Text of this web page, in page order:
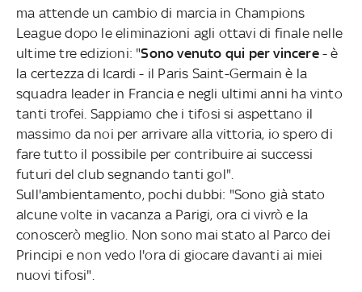
ma attende un cambio di marcia in Champions
League dopo le eliminazioni agli ottavi di finale nelle
ultime tre edizioni: "Sono venuto qui per vincere- è
la certezza di Icardi - il Paris Saint-Germain è la
squadra leader in Francia e negli ultimi anni ha vinto
tanti trofei. Sappiamo che i tifosi si aspettano il
massimo da noi per arrivare alla vittoria, io spero di
fare tutto il possibile per contribuire ai successi
futuri del club segnando tanti gol".
Sull'ambientamento, pochi dubbi: "Sono già stato
alcune volte in vacanza a Parigi, ora ci vivrò e la
conoscerò meglio. Non sono mai stato al Parco dei
Principi e non vedo l'ora di giocare davanti ai miei
nuovi tifosi".